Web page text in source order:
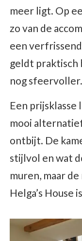
meer ligt. Op
zo van de
een
geldt praktisch
nog sfeervoller.
Een prijsklasse
mooi
ontbijt. De
stijlvol en wat
muren, maar
Helga’s House